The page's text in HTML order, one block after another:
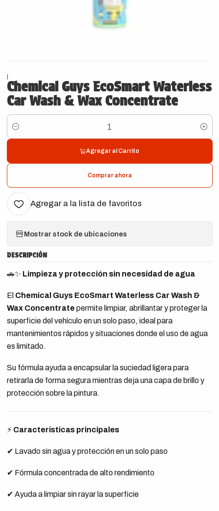
|
Chemical Guys EcoSmart Waterless
Car Wash & Wax Concentrate
Cantidad
Agregar al Carrito
Comprar ahora
Agregar a la lista de favoritos
Mostrar stock de ubicaciones
DESCRIPCIÓN
🚗✨ Limpieza y protección sin necesidad de agua
El Chemical Guys EcoSmart Waterless Car Wash &
Wax Concentrate permite limpiar, abrillantar y proteger la
superficie del vehículo en un solo paso, ideal para
mantenimientos rápidos y situaciones donde el uso de agua
es limitado.
Su fórmula ayuda a encapsular la suciedad ligera para
retirarla de forma segura mientras deja una capa de brillo y
protección sobre la pintura.
⚡ Características principales
✔ Lavado sin agua y protección en un solo paso
✔ Fórmula concentrada de alto rendimiento
✔ Ayuda a limpiar sin rayar la superficie